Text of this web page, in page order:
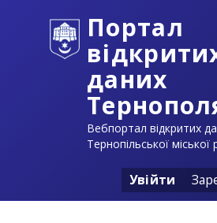
Портал
даних
Вебпортал відкритих
Тернопільської міської
Увійти